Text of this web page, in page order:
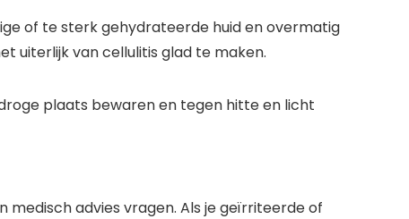
of te sterk gehydrateerde huid en overmatig
uiterlijk van cellulitis glad te maken.
plaats bewaren en tegen hitte en licht
medisch advies vragen. Als je geïrriteerde of